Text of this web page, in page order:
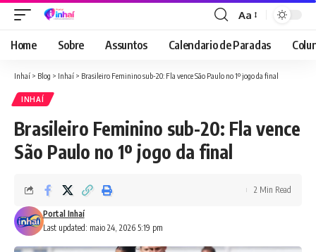
Font
Resizer
Aa
Home Sobre Assuntos Calendario de Paradas
Inhaí > Blog > Inhaí > Brasileiro Feminino sub-20: Fla vence São Paulo no 1º jogo da final
INHAÍ
Brasileiro Feminino sub-20: Fla vence
São Paulo no 1º jogo da final
Last updated: maio 24, 2026 5:19 pm
Portal Inhaí
2 Min Read